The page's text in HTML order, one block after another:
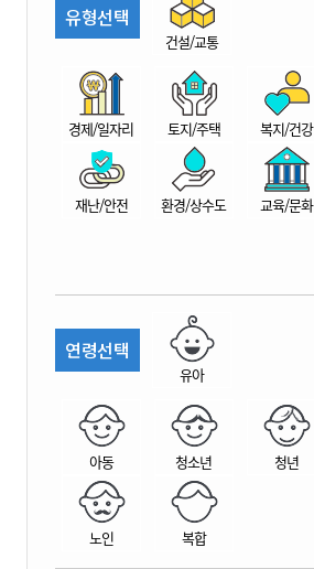
시
산
유형선택
건설/교통
경제/일자리 토지/주택 복지/건강
재난/안전 환경/상수도 교육/문화
연령선택
유아
아동 청소년 청년
노인 복합